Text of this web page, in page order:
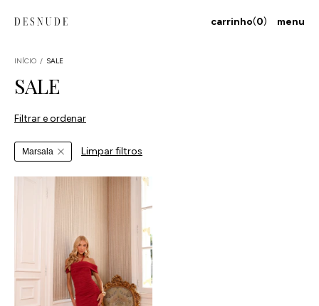
menu
carrinho(0)
INÍCIO / SALE
SALE
Filtrar e ordenar
Marsala Limpar filtros